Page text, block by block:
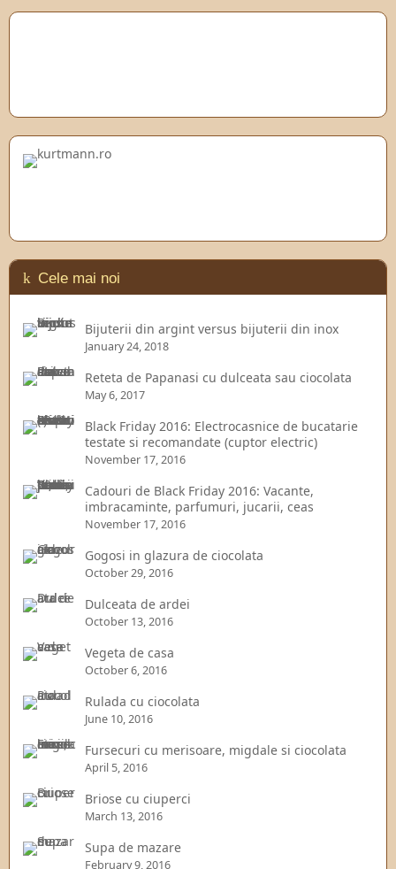
Cele mai noi
Bijuterii din argint versus bijuterii din inox
January 24, 2018
Reteta de Papanasi cu dulceata sau ciocolata
May 6, 2017
Black Friday 2016: Electrocasnice de bucatarie
testate si recomandate (cuptor electric)
November 17, 2016
Cadouri de Black Friday 2016: Vacante,
imbracaminte, parfumuri, jucarii, ceas
November 17, 2016
Gogosi in glazura de ciocolata
October 29, 2016
Dulceata de ardei
October 13, 2016
Vegeta de casa
October 6, 2016
Rulada cu ciocolata
June 10, 2016
Fursecuri cu merisoare, migdale si ciocolata
April 5, 2016
Briose cu ciuperci
March 13, 2016
Supa de mazare
February 9, 2016